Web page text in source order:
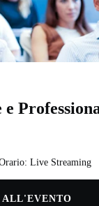
Live Streaming